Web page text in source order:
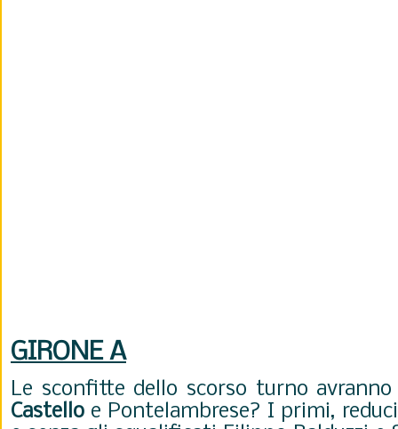
GIRONE A
Le sconfitte dello scorso turno
Castello e Pontelambrese? I primi,